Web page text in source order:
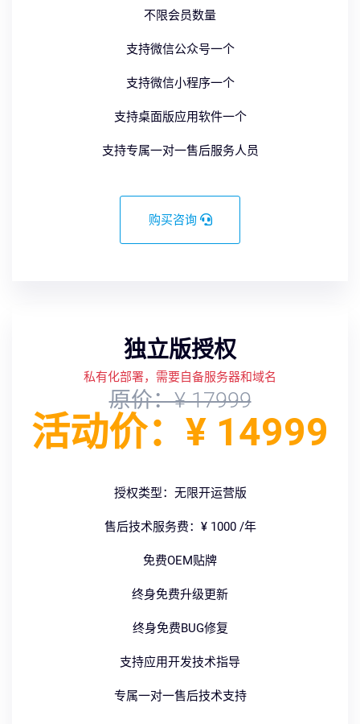
不限会员数量
支持微信公众号一个
支持微信小程序一个
支持桌面版应用软件一个
支持专属一对一售后服务人员
购买咨询
独立版授权
私有化部署，需要自备服务器和域名
原价：¥ 17999
活动价：¥ 14999
授权类型：无限开运营版
售后技术服务费：¥ 1000 /年
免费OEM贴牌
终身免费升级更新
终身免费BUG修复
支持应用开发技术指导
专属一对一售后技术支持